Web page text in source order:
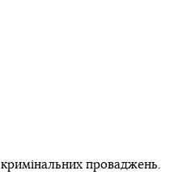
проваджень.